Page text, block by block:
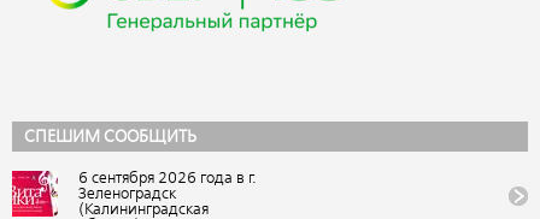
СПЕШИМ СООБЩИТЬ
6 сентября 2026 года в г.
Зеленоградск
(Калининградская